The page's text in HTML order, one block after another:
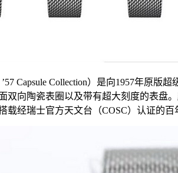
Capsule Collection）是向1957年原
向陶瓷表圈以及带有超大刻度的表盘
经瑞士官方天文台（COSC）认证的百